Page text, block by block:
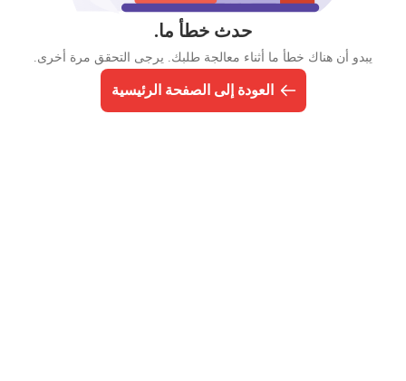
حدث خطأ ما.
يبدو أن هناك خطأ ما أثناء معالجة طلبك. يرجى التحقق مرة أخرى.
العودة إلى الصفحة الرئيسية